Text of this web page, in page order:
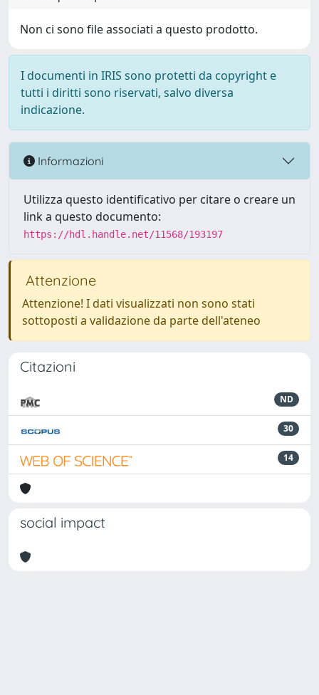
Non ci sono file associati a questo prodotto.
I documenti in IRIS sono protetti da copyright e
tutti i diritti sono riservati, salvo diversa
indicazione.
Informazioni
Utilizza questo identificativo per citare o creare un
link a questo documento:
https://hdl.handle.net/11568/193197
Attenzione
Attenzione! I dati visualizzati non sono stati
sottoposti a validazione da parte dell'ateneo
Citazioni
ND
30
14
social impact